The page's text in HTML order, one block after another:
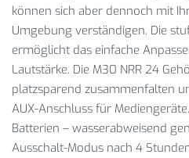
können sich aber dennoch mit
Umgebung verständigen. Die
ermöglicht das einfache
Lautstärke. Die M30 NRR 24
platzsparend zusammenfalten
AUX-Anschluss für
Batterien – wasserabweisend
Ausschalt-Modus nach 4